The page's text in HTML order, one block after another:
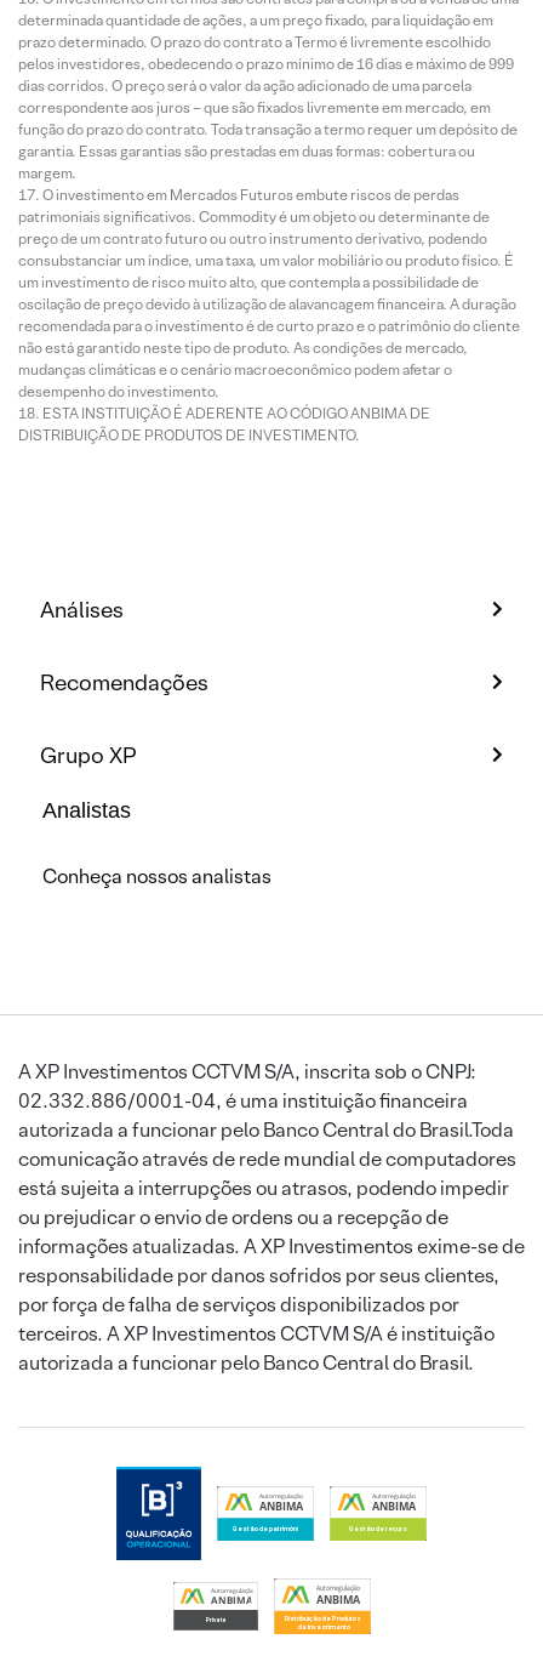
determinada quantidade de ações, a um preço fixado, para liquidação em
prazo determinado. O prazo do contrato a Termo é livremente escolhido
pelos investidores, obedecendo o prazo mínimo de 16 dias e máximo de 999
dias corridos. O preço será o valor da ação adicionado de uma parcela
correspondente aos juros – que são fixados livremente em mercado, em
função do prazo do contrato. Toda transação a termo requer um depósito de
garantia. Essas garantias são prestadas em duas formas: cobertura ou
margem.
O investimento em Mercados Futuros embute riscos de perdas
patrimoniais significativos. Commodity é um objeto ou determinante de
preço de um contrato futuro ou outro instrumento derivativo, podendo
consubstanciar um índice, uma taxa, um valor mobiliário ou produto físico. É
um investimento de risco muito alto, que contempla a possibilidade de
oscilação de preço devido à utilização de alavancagem financeira. A duração
recomendada para o investimento é de curto prazo e o patrimônio do cliente
não está garantido neste tipo de produto. As condições de mercado,
mudanças climáticas e o cenário macroeconômico podem afetar o
desempenho do investimento.
ESTA INSTITUIÇÃO É ADERENTE AO CÓDIGO ANBIMA DE
DISTRIBUIÇÃO DE PRODUTOS DE INVESTIMENTO.
Análises
Recomendações
Grupo XP
Analistas
Conheça nossos analistas
A XP Investimentos CCTVM S/A, inscrita sob o CNPJ:
02.332.886/0001-04, é uma instituição financeira
autorizada a funcionar pelo Banco Central do Brasil.Toda
comunicação através de rede mundial de computadores
está sujeita a interrupções ou atrasos, podendo impedir
ou prejudicar o envio de ordens ou a recepção de
informações atualizadas. A XP Investimentos exime-se de
responsabilidade por danos sofridos por seus clientes,
por força de falha de serviços disponibilizados por
terceiros. A XP Investimentos CCTVM S/A é instituição
autorizada a funcionar pelo Banco Central do Brasil.